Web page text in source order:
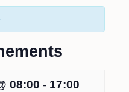
08:00 - 17:00